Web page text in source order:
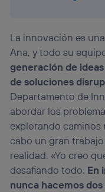
La innovación es
Ana, y todo su
generación de
de soluciones
Departamento de
abordar los
explorando caminos
cabo un gran
realidad. «Yo creo
desafiando todo. En
nunca hacemos